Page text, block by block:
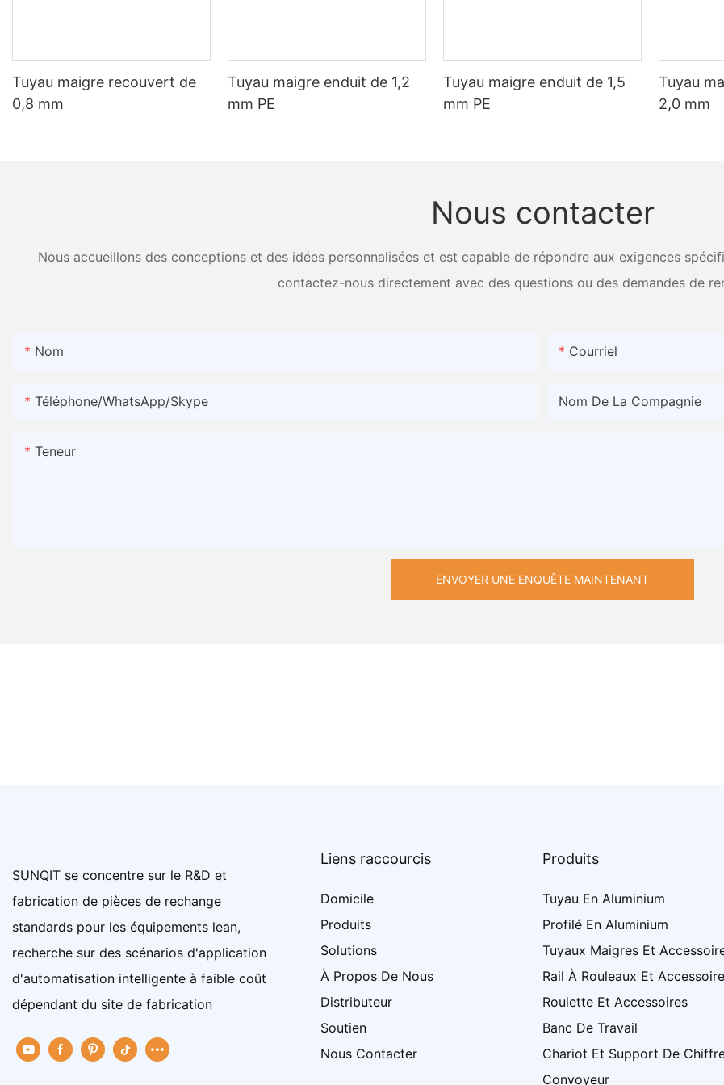
responsabilité environnementale : l'engagement de Sunqit pour un avenir plus vert Chez Sunqit, nous nous engageons en faveur de
opérations, reflétant notre engagement à créer un avenir plus vert pour les générations à venir. Nous adhérons à des normes et
depuis les méthodes de production économes en énergie jusqu'à l'utilisation de matériaux recyclables et aux initiatives de réduction
aluminium de haute qualité, vous pouvez être sûr que vous soutenez une entreprise qui donne la priorité à la durabilité et à la gestion
Tuyau maigre recouvert de
0,8 mm
Tuyau maigre enduit de 1,2
mm PE
Tuyau maigre enduit de 1,5
mm PE
Tuyau
2,0 mm
Nous contacter
Nous accueillons des conceptions et des idées personnalisées et est capable de répondre aux exigences
contactez-nous directement avec des questions ou des demandes de
Nom Courriel
Téléphone/WhatsApp/Skype Nom De La Compagnie
Teneur
ENVOYER UNE ENQUÊTE MAINTENANT
SUNQIT se concentre sur le R&D et
fabrication de pièces de rechange
standards pour les équipements lean,
recherche sur des scénarios d'application
d'automatisation intelligente à faible coût
dépendant du site de fabrication
Liens raccourcis
Domicile
Produits
Solutions
À Propos De Nous
Distributeur
Soutien
Nous Contacter
Produits
Tuyau En Aluminium
Profilé En Aluminium
Tuyaux Maigres Et
Rail À Rouleaux Et
Roulette Et Accessoires
Banc De Travail
Chariot Et Support De
Convoyeur